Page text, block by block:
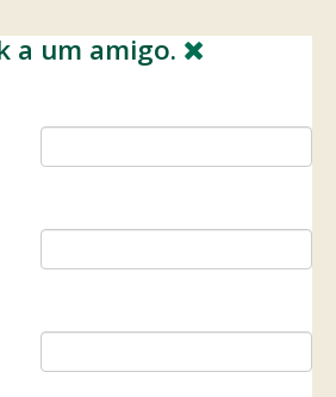
a um amigo.